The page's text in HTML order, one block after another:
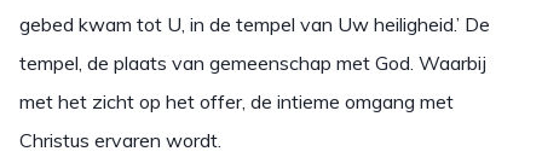
gebed kwam tot U, in de tempel van Uw heiligheid.’ De
tempel, de plaats van gemeenschap met God. Waarbij
met het zicht op het offer, de intieme omgang met
Christus ervaren wordt.